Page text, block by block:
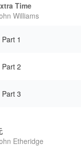
Time
Williams
Part 1
Part 2
Part 3
Etheridge